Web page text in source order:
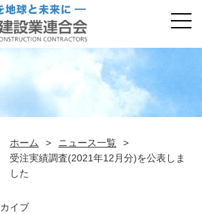
ホーム > ニュース一覧
>
受注実績調査(2021年12月分)を公表しま
した
イブ